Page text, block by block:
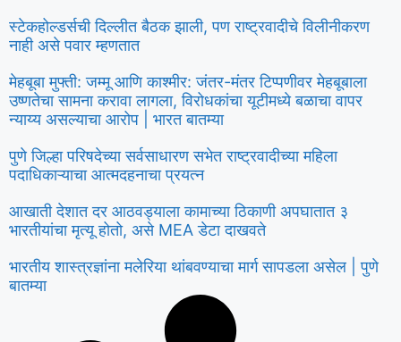
स्टेकहोल्डर्सची दिल्लीत बैठक झाली, पण राष्ट्रवादीचे विलीनीकरण
नाही असे पवार म्हणतात
मेहबूबा मुफ्ती: जम्मू आणि काश्मीर: जंतर-मंतर टिप्पणीवर मेहबूबाला
उष्णतेचा सामना करावा लागला, विरोधकांचा यूटीमध्ये बळाचा वापर
न्याय्य असल्याचा आरोप | भारत बातम्या
पुणे जिल्हा परिषदेच्या सर्वसाधारण सभेत राष्ट्रवादीच्या महिला
पदाधिकाऱ्याचा आत्मदहनाचा प्रयत्न
आखाती देशात दर आठवड्याला कामाच्या ठिकाणी अपघातात ३
भारतीयांचा मृत्यू होतो, असे MEA डेटा दाखवते
भारतीय शास्त्रज्ञांना मलेरिया थांबवण्याचा मार्ग सापडला असेल | पुणे
बातम्या